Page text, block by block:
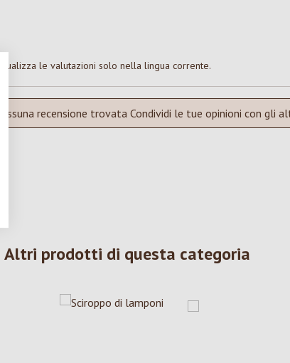
Visualizza le valutazioni solo nella lingua corrente.
Nessuna recensione trovata Condividi le tue opinioni con gli
Altri prodotti di questa categoria